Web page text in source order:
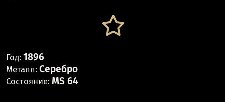
Год: 1896
Металл: Серебро
Состояние: MS 64